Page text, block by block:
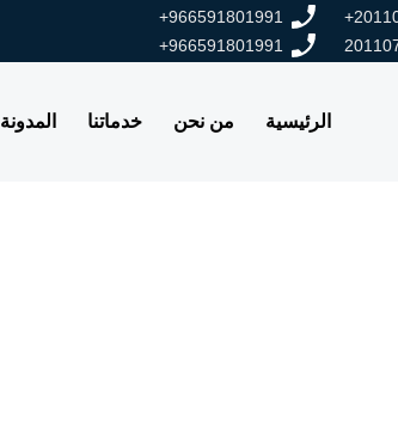
966591801991+
966591801991+
الرئيسية من نحن خدماتنا المدونة